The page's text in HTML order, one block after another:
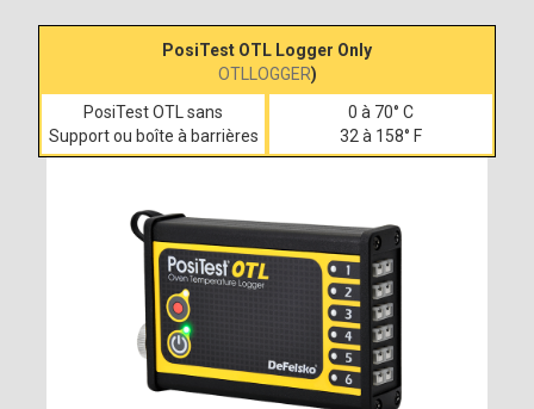
TempératurePosiTest OTL Logger Only
OTLLOGGER)
PosiTest OTL sans
Support ou boîte à barrières
0 à 70° C
32 à 158° F